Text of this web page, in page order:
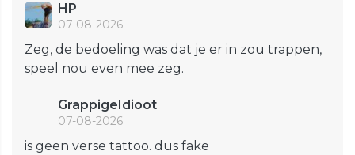
HP
07-08-2026
Zeg, de bedoeling was dat je er in zou trappen,
speel nou even mee zeg.
GrappigeIdioot
07-08-2026
is geen verse tattoo. dus fake